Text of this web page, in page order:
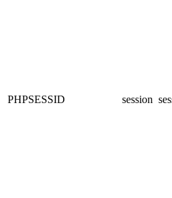
PHPSESSID session